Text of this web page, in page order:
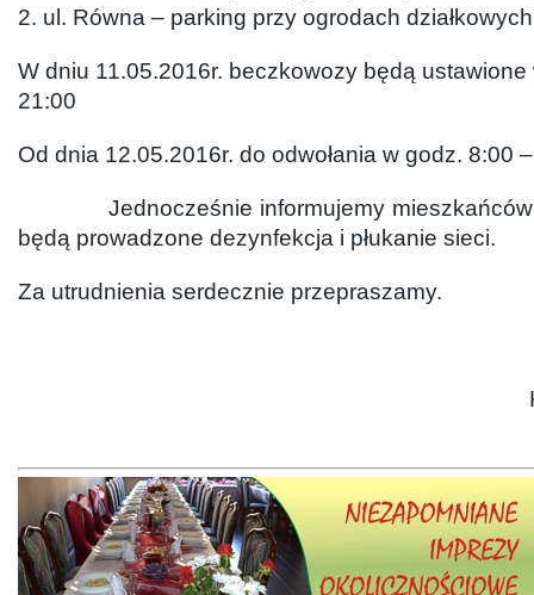
2. ul. Równa – parking przy ogrodach
W dniu 11.05.2016r. beczkowozy będą
21:00
Od dnia 12.05.2016r. do odwołania w godz. 8:00
Jednocześnie informujemy mieszkańców
będą prowadzone dezynfekcja i płukanie sieci.
Za utrudnienia serdecznie przepraszamy.